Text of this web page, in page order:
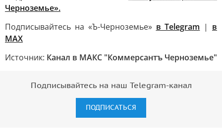
Черноземье».
Подписывайтесь на «Ъ-Черноземье» в Telegram | в
MAX
Источник: Канал в МАКС "Коммерсантъ Черноземье"
Подписывайтесь на наш Telegram-канал
ПОДПИСАТЬСЯ